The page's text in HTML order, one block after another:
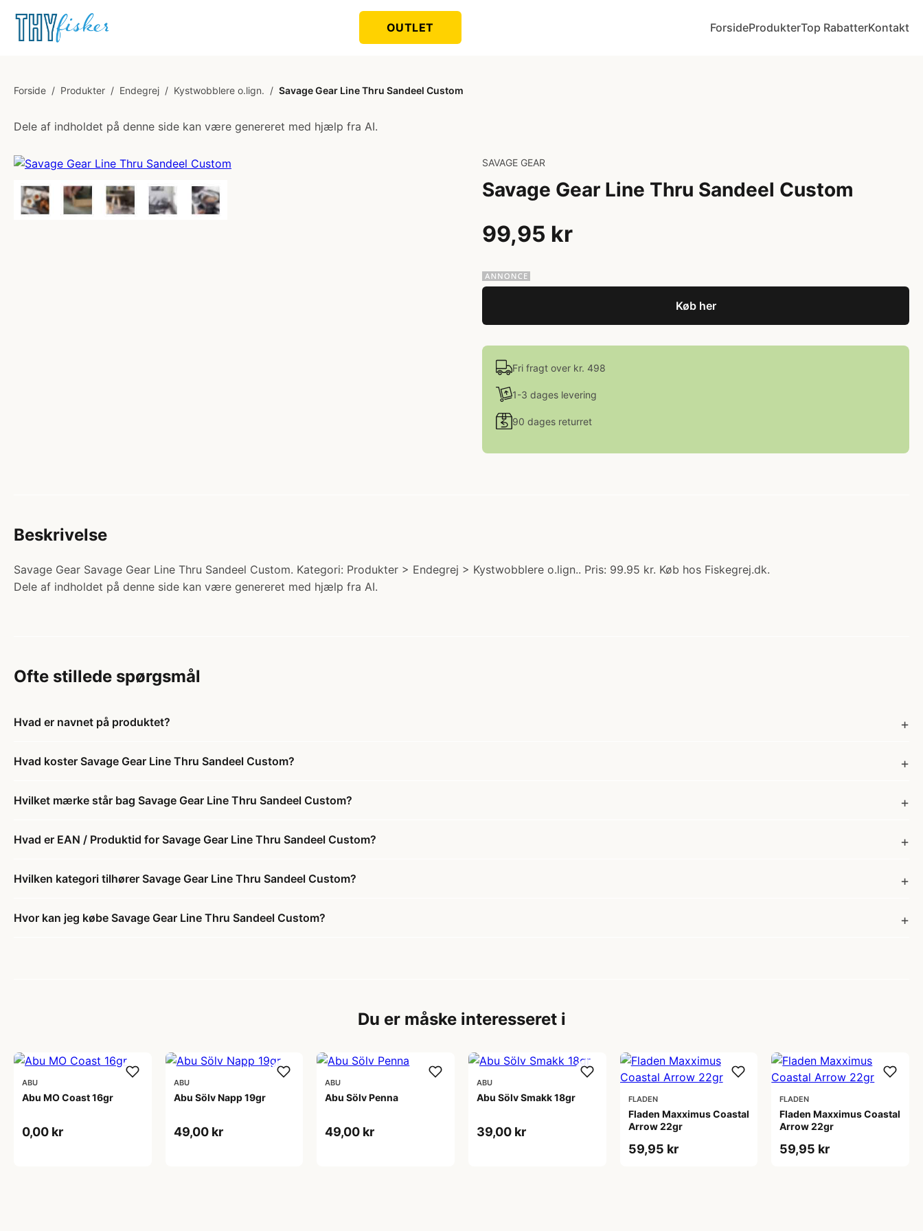
OUTLET ForsideProdukterTop RabatterKontakt
Forside / Produkter / Endegrej / Kystwobblere o.lign. / Savage Gear Line Thru Sandeel Custom
Dele af indholdet på denne side kan være genereret med hjælp fra AI.
SAVAGE GEAR
Savage Gear Line Thru Sandeel Custom
99,95 kr
Køb her
Fri fragt over kr. 498
1-3 dages levering
90 dages returret
Beskrivelse
Savage Gear Savage Gear Line Thru Sandeel Custom. Kategori: Produkter > Endegrej > Kystwobblere o.lign.. Pris: 99.95 kr. Køb hos Fiskegrej.dk.
Dele af indholdet på denne side kan være genereret med hjælp fra AI.
Ofte stillede spørgsmål
Hvad er navnet på produktet?
Hvad koster Savage Gear Line Thru Sandeel Custom?
Hvilket mærke står bag Savage Gear Line Thru Sandeel Custom?
Hvad er EAN / Produktid for Savage Gear Line Thru Sandeel Custom?
Hvilken kategori tilhører Savage Gear Line Thru Sandeel Custom?
Hvor kan jeg købe Savage Gear Line Thru Sandeel Custom?
Du er måske interesseret i
ABU
Abu MO Coast 16gr
0,00 kr
ABU
Abu Sölv Napp 19gr
49,00 kr
ABU
Abu Sölv Penna
49,00 kr
ABU
Abu Sölv Smakk 18gr
39,00 kr
FLADEN
Fladen Maxximus Coastal
Arrow 22gr
59,95 kr
FLADEN
Fladen Maxximus Coastal
Arrow 22gr
59,95 kr